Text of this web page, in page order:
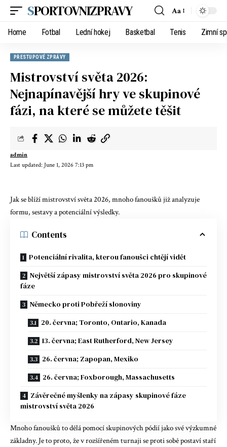
SPORTOVNIZPRAVY Aa
Home Fotbal Lední hokej Basketbal Tenis Zimní
PŘESTUPOVÉ ZPRÁVY
Mistrovství světa 2026:
Nejnapínavější hry ve skupinové
fázi, na které se můžete těšit
Last updated: June 1, 2026 7:13 pm
admin
Jak se blíží mistrovství světa 2026, mnoho fanoušků již analyzuje
formu, sestavy a potenciální výsledky.
Contents
Potenciální rivalita, kterou fanoušci chtějí vidět
Největší zápasy mistrovství světa 2026 pro skupinové
fáze
Německo proti Pobřeží slonoviny
20. června; Toronto, Ontario, Kanada
13. června; East Rutherford, New Jersey
26. června; Zapopan, Mexiko
26. června; Foxborough, Massachusetts
Závěrečné myšlenky na zápasy skupinové fáze
mistrovství světa 2026
Mnoho fanoušků to dělá pomocí skupinových pódií jako své výzkumné
základny. Je to proto, že v rozšířeném turnaji se proti sobě postaví staří